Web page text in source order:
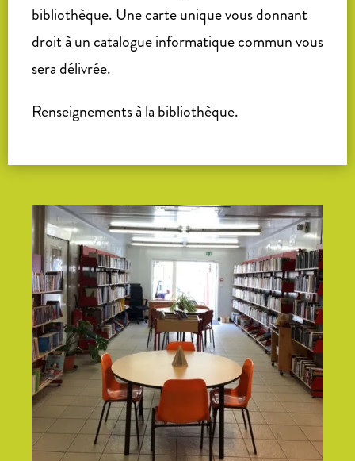
bibliothèque. Une carte unique vous donnant
droit à un catalogue informatique commun vous
sera délivrée.
Renseignements à la bibliothèque.